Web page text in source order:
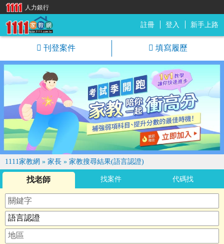
註冊 登入 新手上路
刊登案件 填寫履歷
1111家教網 » 家長 » 家教搜尋結果(語言認證)
找老師 找案件 代碼找
人力銀行